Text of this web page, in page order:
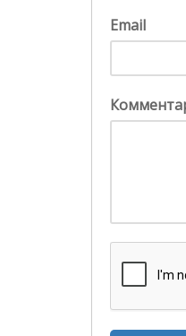
Email